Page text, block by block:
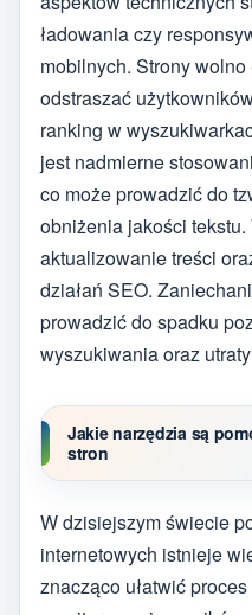
ładowania czy
mobilnych. Strony
odstraszać
ranking w
jest nadmierne
co może prowadzić do
obniżenia jakości
aktualizowanie treści
działań SEO.
prowadzić do spadku
wyszukiwania oraz
Jakie narzędzia są
stron
W dzisiejszym świecie
internetowych istnieje
znacząco ułatwić